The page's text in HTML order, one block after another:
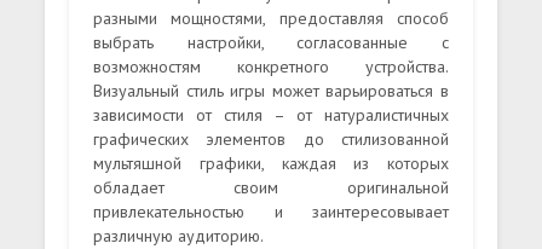
разными мощностями, предоставляя способ
выбрать настройки, согласованные с
возможностям конкретного устройства.
Визуальный стиль игры может варьироваться в
зависимости от стиля – от натуралистичных
графических элементов до стилизованной
мультяшной графики, каждая из которых
обладает своим оригинальной
привлекательностью и заинтересовывает
различную аудиторию.